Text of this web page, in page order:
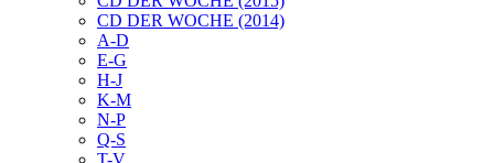
CD DER WOCHE (2014)
A-D
E-G
H-J
K-M
N-P
Q-S
T-V